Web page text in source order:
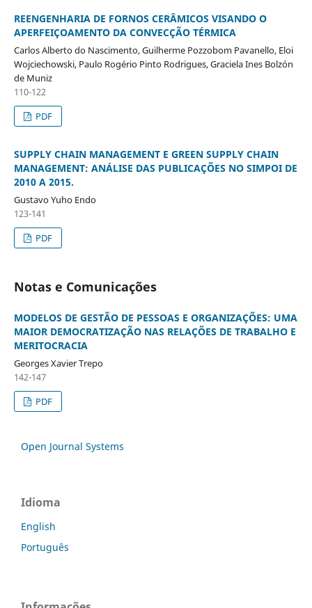
REENGENHARIA DE FORNOS CERÂMICOS VISANDO O
APERFEIÇOAMENTO DA CONVECÇÃO TÉRMICA
Carlos Alberto do Nascimento, Guilherme Pozzobom Pavanello, Eloi
Wojciechowski, Paulo Rogério Pinto Rodrigues, Graciela Ines Bolzón
de Muniz
110-122
PDF
SUPPLY CHAIN MANAGEMENT E GREEN SUPPLY CHAIN
MANAGEMENT: ANÁLISE DAS PUBLICAÇÕES NO SIMPOI DE
2010 A 2015.
Gustavo Yuho Endo
123-141
PDF
Notas e Comunicações
MODELOS DE GESTÃO DE PESSOAS E ORGANIZAÇÕES: UMA
MAIOR DEMOCRATIZAÇÃO NAS RELAÇÕES DE TRABALHO E
MERITOCRACIA
Georges Xavier Trepo
142-147
PDF
Open Journal Systems
Idioma
English
Português